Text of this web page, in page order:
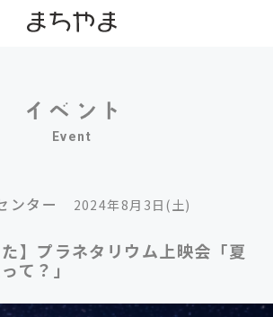
Event
ンター 2024年8月3日(土)
た】プラネタリウム上映会「夏
て？」